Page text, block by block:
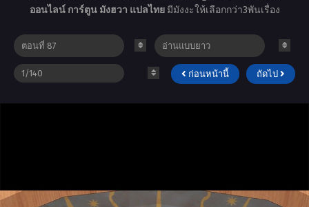
ออนไลน์ การ์ตูน มังฮวา แปลไทย มีมังงะให้เลือกกว่า3พันเรื่อง
ก่อนหน้านี้ ถัดไป